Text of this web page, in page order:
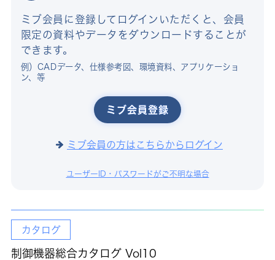
ミブ会員に登録してログインいただくと、会員
限定の資料やデータをダウンロードすることが
できます。
例）CADデータ、仕様参考図、環境資料、アプリケーショ
ン、等
ミブ会員登録
ミブ会員の方はこちらからログイン
ユーザーID・パスワードがご不明な場合
カタログ
制御機器総合カタログ Vol10